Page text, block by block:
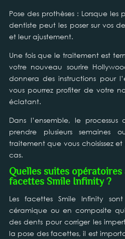
Pose des prothèses : Lorsque les
dentiste peut les poser sur vos
et leur ajustement.
Une fois que le traitement est
votre nouveau sourire
donnera des instructions pour
vous pourrez profiter de votre
éclatant.
Dans l’ensemble, le
prendre plusieurs
traitement que vous choisissez
cas.
Quelles suites opératoires
facettes Smile Infinity ?
Les facettes Smile Infinity
céramique ou en composite
des dents pour corriger les
la pose des facettes, il est